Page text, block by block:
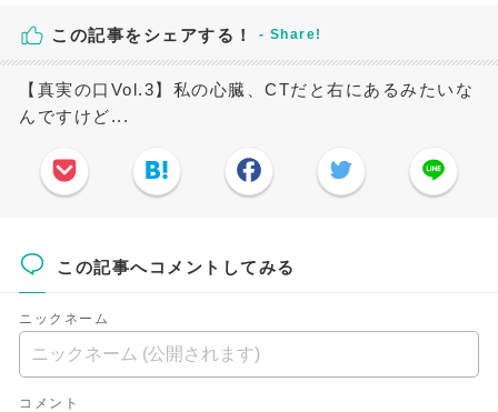
この記事をシェアする！
【真実の口Vol.3】私の心臓、CTだと右にあるみたいな
んですけど...
この記事へコメントしてみる
ニックネーム
コメント